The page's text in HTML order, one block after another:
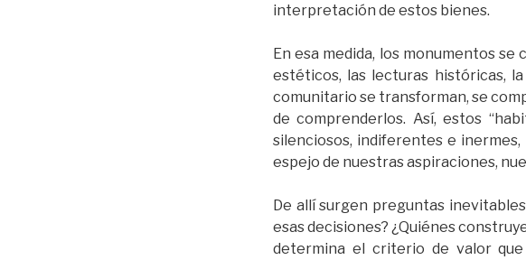
interpretación de estos bienes.
En esa medida, los monumentos
estéticos, las lecturas históricas,
comunitario se transforman, se
de comprenderlos. Así, estos
silenciosos, indiferentes e
espejo de nuestras aspiraciones,
De allí surgen preguntas
esas decisiones? ¿Quiénes
determina el criterio de valor